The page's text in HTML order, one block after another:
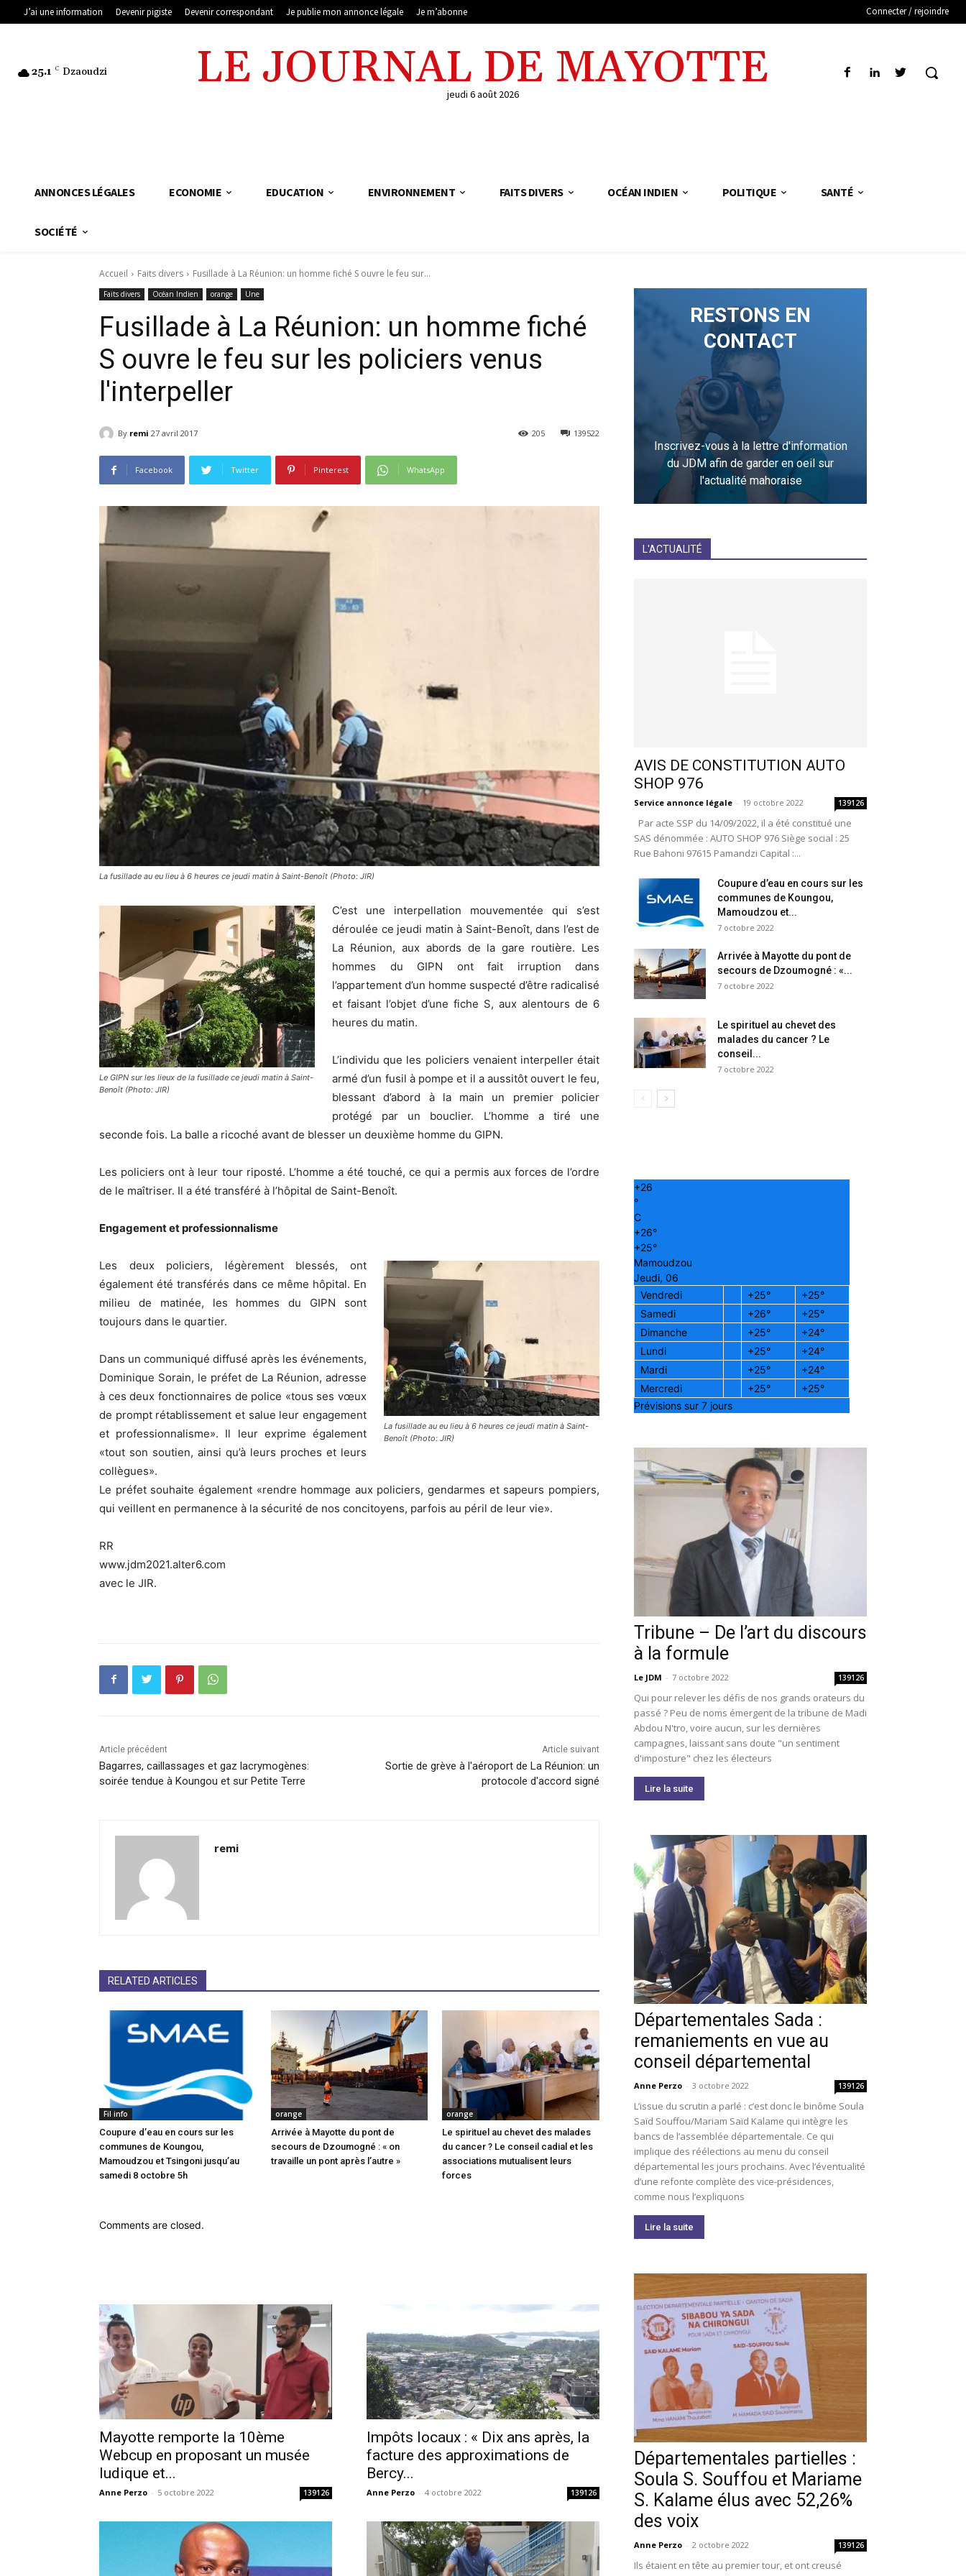
J’ai une information Devenir pigiste Devenir correspondant Je publie mon annonce légale Je m’abonne Connecter / rejoindre
25.1 C Dzaoudzi LE JOURNAL DE MAYOTTE
jeudi 6 août 2026
ANNONCES LÉGALES ECONOMIE EDUCATION ENVIRONNEMENT FAITS DIVERS OCÉAN INDIEN POLITIQUE SANTÉ
SOCIÉTÉ
Accueil Faits divers Fusillade à La Réunion: un homme fiché S ouvre le feu sur...
Faits divers Océan Indien orange Une
Fusillade à La Réunion: un homme fiché
S ouvre le feu sur les policiers venus
l'interpeller
By remi 27 avril 2017 139522
205
Facebook Twitter Pinterest WhatsApp
La fusillade au eu lieu à 6 heures ce jeudi matin à Saint-Benoît (Photo: JIR)
Le GIPN sur les lieux de la fusillade ce jeudi matin à Saint-
Benoît (Photo: JIR)
C’est une interpellation mouvementée qui s’est
déroulée ce jeudi matin à Saint-Benoît, dans l’est de
La Réunion, aux abords de la gare routière. Les
hommes du GIPN ont fait irruption dans
l’appartement d’un homme suspecté d’être radicalisé
et faisant l’objet d’une fiche S, aux alentours de 6
heures du matin.
L’individu que les policiers venaient interpeller était
armé d’un fusil à pompe et il a aussitôt ouvert le feu,
blessant d’abord à la main un premier policier
protégé par un bouclier. L’homme a tiré une
seconde fois. La balle a ricoché avant de blesser un deuxième homme du GIPN.
Les policiers ont à leur tour riposté. L’homme a été touché, ce qui a permis aux forces de l’ordre
de le maîtriser. Il a été transféré à l’hôpital de Saint-Benoît.
Engagement et professionnalisme
La fusillade au eu lieu à 6 heures ce jeudi matin à Saint-
Benoît (Photo: JIR)
Les deux policiers, légèrement blessés, ont
également été transférés dans ce même hôpital. En
milieu de matinée, les hommes du GIPN sont
toujours dans le quartier.
Dans un communiqué diffusé après les événements,
Dominique Sorain, le préfet de La Réunion, adresse
à ces deux fonctionnaires de police «tous ses vœux
de prompt rétablissement et salue leur engagement
et professionnalisme». Il leur exprime également
«tout son soutien, ainsi qu’à leurs proches et leurs
collègues».
Le préfet souhaite également «rendre hommage aux policiers, gendarmes et sapeurs pompiers,
qui veillent en permanence à la sécurité de nos concitoyens, parfois au péril de leur vie».
RR
www.jdm2021.alter6.com
avec le JIR.
Article précédent
Bagarres, caillassages et gaz lacrymogènes:
soirée tendue à Koungou et sur Petite Terre
Article suivant
Sortie de grève à l'aéroport de La Réunion: un
protocole d'accord signé
remi
RELATED ARTICLES
Fil info
Coupure d’eau en cours sur les
communes de Koungou,
Mamoudzou et Tsingoni jusqu’au
samedi 8 octobre 5h
orange
Arrivée à Mayotte du pont de
secours de Dzoumogné : « on
travaille un pont après l’autre »
orange
Le spirituel au chevet des malades
du cancer ? Le conseil cadial et les
associations mutualisent leurs
forces
Comments are closed.
Mayotte remporte la 10ème
Webcup en proposant un musée
ludique et...
Anne Perzo - 5 octobre 2022 139126
Impôts locaux : « Dix ans après, la
facture des approximations de
Bercy...
Anne Perzo - 4 octobre 2022 139126
RESTONS EN
CONTACT
Inscrivez-vous à la lettre d'information
du JDM afin de garder en oeil sur
l'actualité mahoraise
L'ACTUALITÉ
AVIS DE CONSTITUTION AUTO
SHOP 976
Service annonce légale - 19 octobre 2022 139126
Par acte SSP du 14/09/2022, il a été constitué une
SAS dénommée : AUTO SHOP 976 Siège social : 25
Rue Bahoni 97615 Pamandzi Capital :...
Coupure d’eau en cours sur les
communes de Koungou,
Mamoudzou et...
7 octobre 2022
Arrivée à Mayotte du pont de
secours de Dzoumogné : «...
7 octobre 2022
Le spirituel au chevet des
malades du cancer ? Le
conseil...
7 octobre 2022
+26
°
C
+26°
+25°
Mamoudzou
Jeudi, 06
Vendredi
+25° +25°
Samedi
+26° +25°
Dimanche
+25° +24°
Lundi
+25° +24°
Mardi
+25° +24°
Mercredi
+25° +25°
Prévisions sur 7 jours
Tribune – De l’art du discours
à la formule
Le JDM - 7 octobre 2022 139126
Qui pour relever les défis de nos grands orateurs du
passé ? Peu de noms émergent de la tribune de Madi
Abdou N'tro, voire aucun, sur les dernières
campagnes, laissant sans doute "un sentiment
d'imposture" chez les électeurs
Lire la suite
Départementales Sada :
remaniements en vue au
conseil départemental
Anne Perzo - 3 octobre 2022 139126
L’issue du scrutin a parlé : c’est donc le binôme Soula
Saïd Souffou/Mariam Saïd Kalame qui intègre les
bancs de l’assemblée départementale. Ce qui
implique des réélections au menu du conseil
départemental les jours prochains. Avec l’éventualité
d’une refonte complète des vice-présidences,
comme nous l’expliquons
Lire la suite
Départementales partielles :
Soula S. Souffou et Mariame
S. Kalame élus avec 52,26%
des voix
Anne Perzo - 2 octobre 2022 139126
Ils étaient en tête au premier tour, et ont creusé